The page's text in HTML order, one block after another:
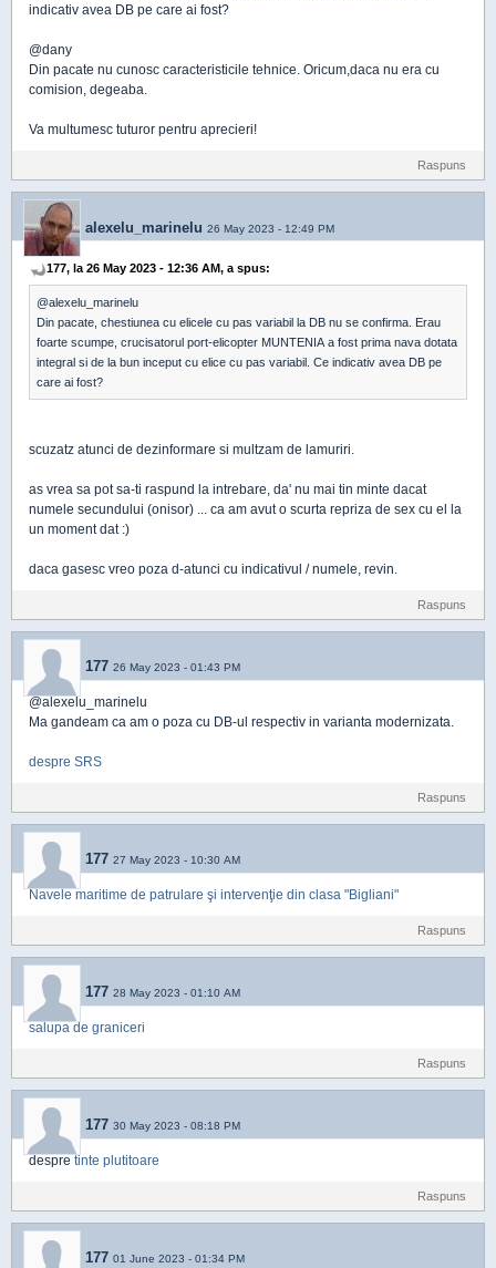
indicativ avea DB pe care ai fost?
@dany
Din pacate nu cunosc caracteristicile tehnice. Oricum,daca nu era cu
comision, degeaba.
Va multumesc tuturor pentru aprecieri!
Raspuns
alexelu_marinelu 26 May 2023 - 12:49 PM
177, la 26 May 2023 - 12:36 AM, a spus:
@alexelu_marinelu
Din pacate, chestiunea cu elicele cu pas variabil la DB nu se confirma. Erau
foarte scumpe, crucisatorul port-elicopter MUNTENIA a fost prima nava dotata
integral si de la bun inceput cu elice cu pas variabil. Ce indicativ avea DB pe
care ai fost?
scuzatz atunci de dezinformare si multzam de lamuriri.
as vrea sa pot sa-ti raspund la intrebare, da' nu mai tin minte dacat
numele secundului (onisor) ... ca am avut o scurta repriza de sex cu el la
un moment dat :)
daca gasesc vreo poza d-atunci cu indicativul / numele, revin.
Raspuns
177 26 May 2023 - 01:43 PM
@alexelu_marinelu
Ma gandeam ca am o poza cu DB-ul respectiv in varianta modernizata.
despre SRS
Raspuns
177 27 May 2023 - 10:30 AM
Navele maritime de patrulare şi intervenţie din clasa "Bigliani"
Raspuns
177 28 May 2023 - 01:10 AM
salupa de graniceri
Raspuns
177 30 May 2023 - 08:18 PM
despretinte plutitoare
Raspuns
177 01 June 2023 - 01:34 PM